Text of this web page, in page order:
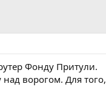
Фонду Притули.
ворогом. Для